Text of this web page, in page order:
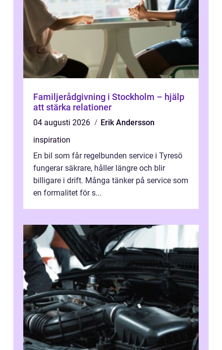
Familjerådgivning i Stockholm – hjälp
att stärka relationer
04 augusti 2026
Erik Andersson
inspiration
En bil som får regelbunden service i Tyresö
fungerar säkrare, håller längre och blir
billigare i drift. Många tänker på service som
en formalitet för s...